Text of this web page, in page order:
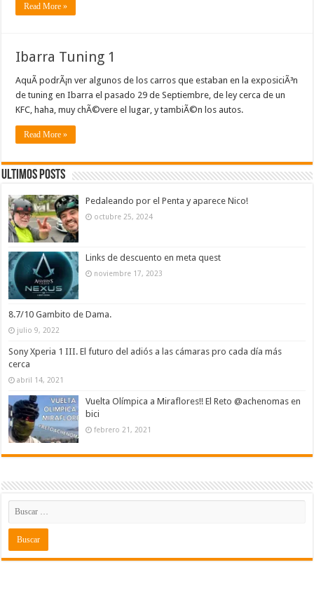
Read More »
Ibarra Tuning 1
AquÃ­ podrÃ¡n ver algunos de los carros que estaban en la exposiciÃ³n
de tuning en Ibarra el pasado 29 de Septiembre, de ley cerca de un
KFC, haha, muy chÃ©vere el lugar, y tambiÃ©n los autos.
Read More »
Ultimos Posts
Pedaleando por el Penta y aparece Nico!
octubre 25, 2024
Links de descuento en meta quest
noviembre 17, 2023
8.7/10 Gambito de Dama.
julio 9, 2022
Sony Xperia 1 III. El futuro del adiós a las cámaras pro cada día más
cerca
abril 14, 2021
Vuelta Olímpica a Miraflores!! El Reto @achenomas en
bici
febrero 21, 2021